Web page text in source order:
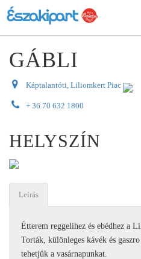
GÁBLI
Káptalantóti, Liliomkert Piac
+ 36 70 632 1800
HELYSZÍN
Leírás
Étterem reggelihez és ebédhez a
Torták, különleges kávék és
tehetjük a vasárnapunkat.